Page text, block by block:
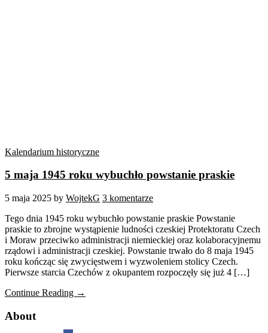
Kalendarium historyczne
5 maja 1945 roku wybuchło powstanie praskie
5 maja 2025 by WojtekG 3 komentarze
Tego dnia 1945 roku wybuchło powstanie praskie Powstanie
praskie to zbrojne wystąpienie ludności czeskiej Protektoratu Czech
i Moraw przeciwko administracji niemieckiej oraz kolaboracyjnemu
rządowi i administracji czeskiej. Powstanie trwało do 8 maja 1945
roku kończąc się zwycięstwem i wyzwoleniem stolicy Czech.
Pierwsze starcia Czechów z okupantem rozpoczęły się już 4 […]
Continue Reading →
About